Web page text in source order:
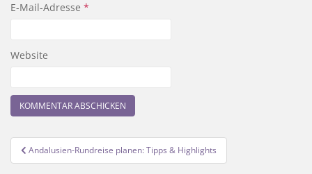
E-Mail-Adresse *
Website
Beitragsnavigation
Andalusien-Rundreise planen: Tipps & Highlights